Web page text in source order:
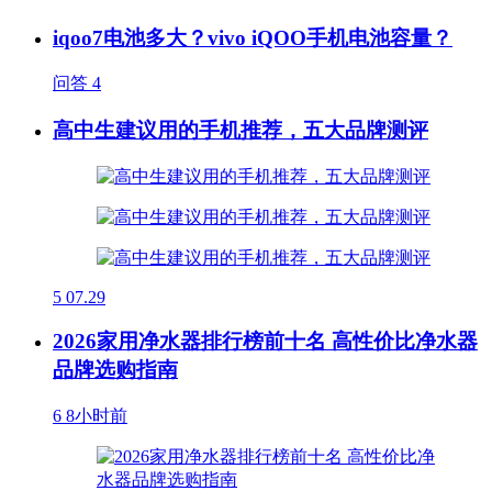
iqoo7电池多大？vivo iQOO手机电池容量？
问答 4
高中生建议用的手机推荐，五大品牌测评
5 07.29
2026家用净水器排行榜前十名 高性价比净水器
品牌选购指南
6 8小时前